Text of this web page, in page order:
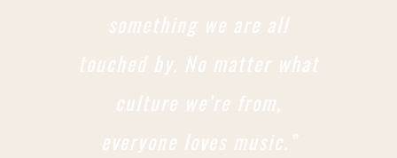
something we are all
touched by. No matter what
culture we’re from,
everyone loves music.”